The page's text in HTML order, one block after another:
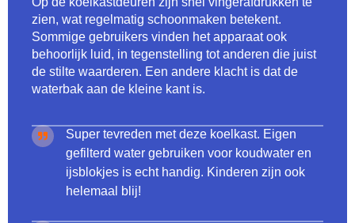
zien, wat regelmatig schoonmaken betekent.
Sommige gebruikers vinden het apparaat ook
behoorlijk luid, in tegenstelling tot anderen die juist
de stilte waarderen. Een andere klacht is dat de
waterbak aan de kleine kant is.
Super tevreden met deze koelkast. Eigen
gefilterd water gebruiken voor koudwater en
ijsblokjes is echt handig. Kinderen zijn ook
helemaal blij!